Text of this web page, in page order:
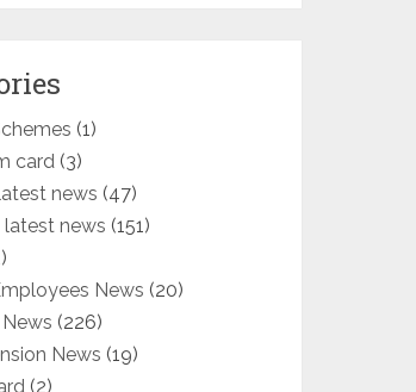
(1)
card (3)
news (47)
latest news (151)
News (20)
(226)
News (19)
(2)